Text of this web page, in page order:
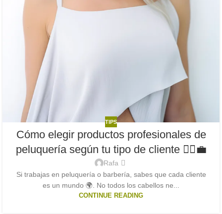
TIPS
Cómo elegir productos profesionales de
peluquería según tu tipo de cliente 💇‍♀️💼
Rafa
Si trabajas en peluquería o barbería, sabes que cada cliente
es un mundo 🌍. No todos los cabellos ne...
CONTINUE READING